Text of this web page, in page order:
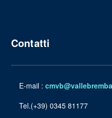
Contatti
E-mail :
Tel.(+39) 0345 81177